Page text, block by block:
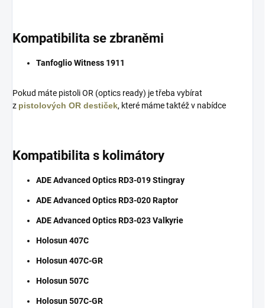
Kompatibilita se zbraněmi
Tanfoglio Witness 1911
Pokud máte pistoli OR (optics ready) je třeba vybírat
z pistolových OR destiček, které máme taktéž v nabídce
Kompatibilita s kolimátory
ADE Advanced Optics RD3-019 Stingray
ADE Advanced Optics RD3-020 Raptor
ADE Advanced Optics RD3-023 Valkyrie
Holosun 407C
Holosun 407C-GR
Holosun 507C
Holosun 507C-GR